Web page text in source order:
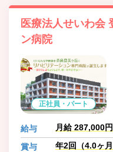
医療法人せいわ会
ン病院
正社員・パート
給与 月給 287,000
賞与 年2回（4.0ヶ月